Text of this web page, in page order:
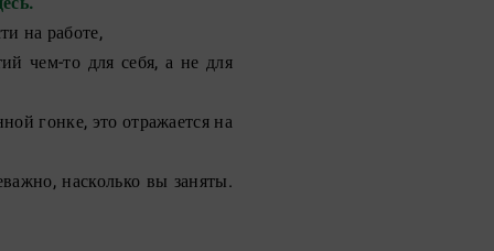
на работе,
чем-то для себя, а не для
гонке, это отражается на
насколько вы заняты.